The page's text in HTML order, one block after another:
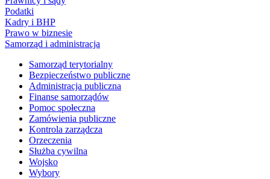
Podatki
Kadry i BHP
Prawo w biznesie
Samorząd i administracja
Samorząd terytorialny
Bezpieczeństwo publiczne
Administracja publiczna
Finanse samorządów
Pomoc społeczna
Zamówienia publiczne
Kontrola zarządcza
Orzeczenia
Służba cywilna
Wojsko
Wybory